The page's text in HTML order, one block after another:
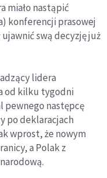
miało nastąpić
konferencji prasowej
swą decyzję już
lidera
od kilku tygodni
pewnego następcę
po deklaracjach
wprost, że nowym
a Polak z